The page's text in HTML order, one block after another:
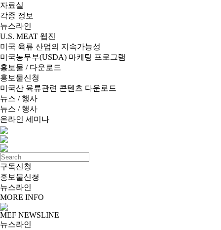
자료실
각종 정보
뉴스라인
U.S. MEAT 웹진
미국 육류 산업의 지속가능성
미국농무부(USDA) 마케팅 프로그램
홍보물 / 다운로드
홍보물신청
미국산 육류관련 콘텐츠 다운로드
뉴스 / 행사
뉴스 / 행사
온라인 세미나
구독신청
홍보물신청
뉴스라인
MORE INFO
MEF NEWSLINE
뉴스라인